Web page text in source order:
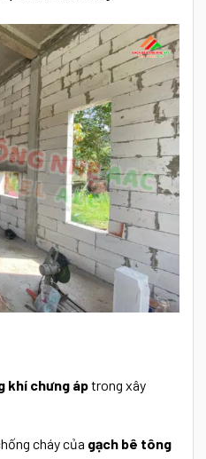
khí chưng áptrong xây
cháy của gạch bê tông